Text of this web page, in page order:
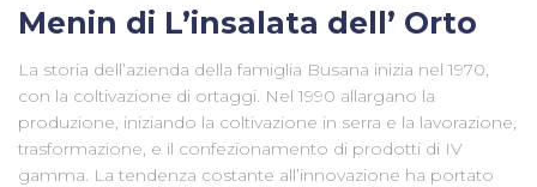
Menin di L’insalata dell’ Orto
La storia dell’azienda della famiglia Busana inizia nel 1970,
con la coltivazione di ortaggi. Nel 1990 allargano la
produzione, iniziando la coltivazione in serra e la lavorazione,
trasformazione, e il confezionamento di prodotti di IV
gamma. La tendenza costante all’innovazione ha portato